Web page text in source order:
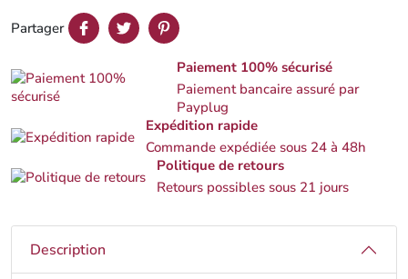
Partager
Paiement 100% sécurisé
Paiement bancaire assuré par
Payplug
Expédition rapide
Commande expédiée sous 24 à 48h
Politique de retours
Retours possibles sous 21 jours
Description